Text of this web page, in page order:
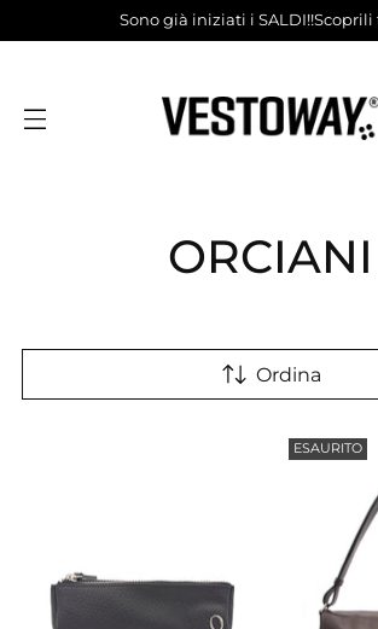
Sono già iniziati i SALDI!!Scoprili
ORCIANI
Ordina
ESAURITO